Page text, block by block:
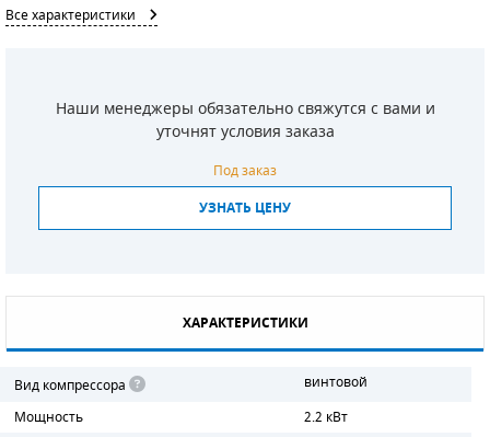
Все характеристики
Наши менеджеры обязательно свяжутся с вами и
уточнят условия заказа
Под заказ
УЗНАТЬ ЦЕНУ
ХАРАКТЕРИСТИКИ
Вид компрессора
винтовой
Мощность
2.2 кВт
КОНДЕНСАТООТВОДЧИКИ
ДЛЯ АДСОРБЦИОННЫХ ОСУШИТЕЛЕЙ
МОТОРНОЕ МАСЛО